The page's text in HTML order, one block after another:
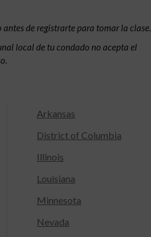
de registrarte para tomar la clase.
local de tu condado no acepta el
Arkansas
District of Columbia
Illinois
Louisiana
Minnesota
Nevada